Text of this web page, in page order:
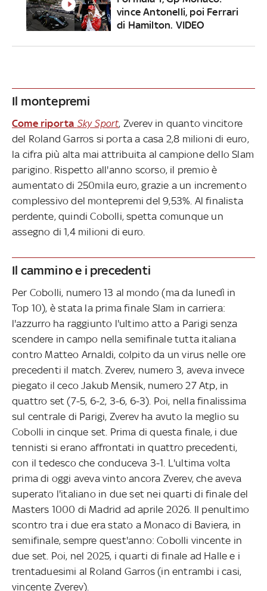
vince Antonelli, poi Ferrari
di Hamilton. VIDEO
Il montepremi
Come riporta Sky Sport, Zverev in quanto vincitore
del Roland Garros si porta a casa 2,8 milioni di euro,
la cifra più alta mai attribuita al campione dello Slam
parigino. Rispetto all'anno scorso, il premio è
aumentato di 250mila euro, grazie a un incremento
complessivo del montepremi del 9,53%. Al finalista
perdente, quindi Cobolli, spetta comunque un
assegno di 1,4 milioni di euro.
Il cammino e i precedenti
Per Cobolli, numero 13 al mondo (ma da lunedì in
Top 10), è stata la prima finale Slam in carriera:
l'azzurro ha raggiunto l'ultimo atto a Parigi senza
scendere in campo nella semifinale tutta italiana
contro Matteo Arnaldi, colpito da un virus nelle ore
precedenti il match. Zverev, numero 3, aveva invece
piegato il ceco Jakub Mensik, numero 27 Atp, in
quattro set (7-5, 6-2, 3-6, 6-3). Poi, nella finalissima
sul centrale di Parigi, Zverev ha avuto la meglio su
Cobolli in cinque set. Prima di questa finale, i due
tennisti si erano affrontati in quattro precedenti,
con il tedesco che conduceva 3-1. L'ultima volta
prima di oggi aveva vinto ancora Zverev, che aveva
superato l'italiano in due set nei quarti di finale del
Masters 1000 di Madrid ad aprile 2026. Il penultimo
scontro tra i due era stato a Monaco di Baviera, in
semifinale, sempre quest'anno: Cobolli vincente in
due set. Poi, nel 2025, i quarti di finale ad Halle e i
trentaduesimi al Roland Garros (in entrambi i casi,
vincente Zverev).